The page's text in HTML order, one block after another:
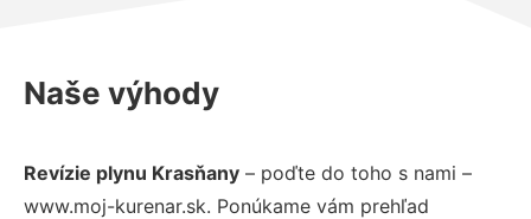
Naše výhody
Revízie plynu Krasňany – poďte do toho s nami –
www.moj-kurenar.sk. Ponúkame vám prehľad